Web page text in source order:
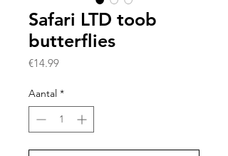
Safari LTD toob
butterflies
€14.99Prijs
Aantal *